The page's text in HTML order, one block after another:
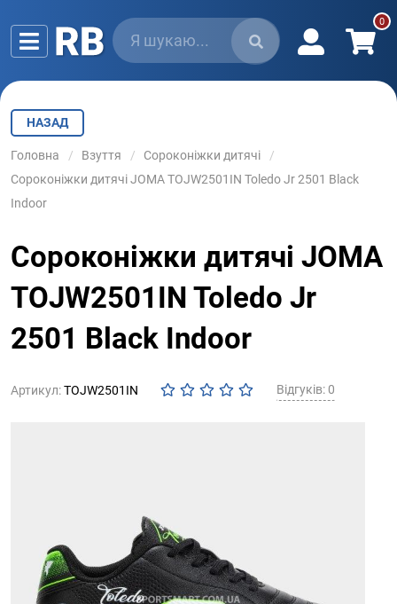
НАЗАД
Головна Взуття
Сороконіжки дитячі
Сороконіжки дитячі JOMA TOJW2501IN Toledo Jr 2501 Black
Indoor
Сороконіжки дитячі JOMA
TOJW2501IN Toledo Jr
2501 Black Indoor
Артикул:TOJW2501IN Відгуків: 0